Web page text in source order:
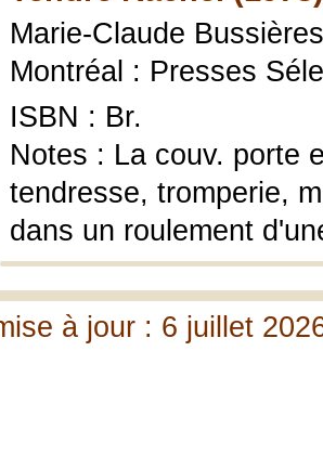
Marie-Claude
Montréal : Presses
ISBN : Br.
Notes : La couv. porte
tendresse, tromperie,
dans un roulement
à jour : 6 juillet